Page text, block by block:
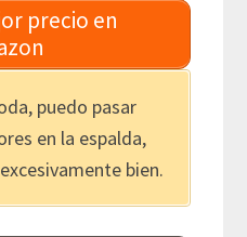
precio en
puedo pasar
en la espalda,
bien.